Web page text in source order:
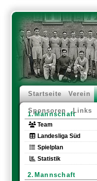
Startseite Verein
Sponsoren Links
1.Mannschaft
Team
Landesliga Süd
Spielplan
Statistik
2.Mannschaft